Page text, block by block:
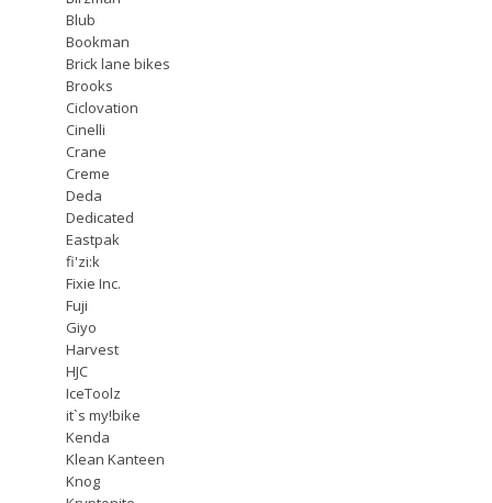
Blub
Bookman
Brick lane bikes
Brooks
Ciclovation
Cinelli
Crane
Creme
Deda
Dedicated
Eastpak
fi'zi:k
Fixie Inc.
Fuji
Giyo
Harvest
HJC
IceToolz
it`s my!bike
Kenda
Klean Kanteen
Knog